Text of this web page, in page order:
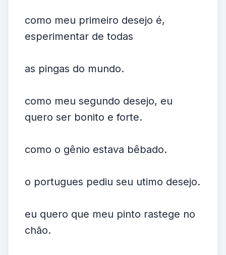
como meu primeiro desejo é,
esperimentar de todas
as pingas do mundo.
como meu segundo desejo, eu
quero ser bonito e forte.
como o gênio estava bêbado.
o portugues pediu seu utimo desejo.
eu quero que meu pinto rastege no
chão.